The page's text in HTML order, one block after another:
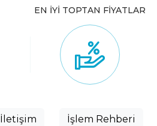
EN İYİ TOPTAN FİYATLAR
İletişim İşlem Rehberi